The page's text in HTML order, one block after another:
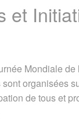
et
Mondiale de
organisées
de tous et